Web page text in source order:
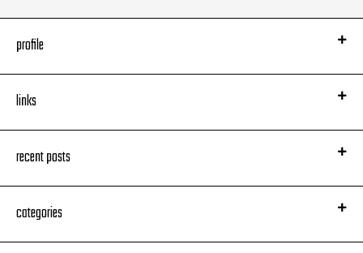
profile
links
recent posts
categories